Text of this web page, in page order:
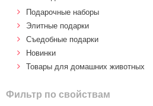
Подарочные наборы
Элитные подарки
Cъедобные подарки
Новинки
Товары для домашних животных
Фильтр по свойствам